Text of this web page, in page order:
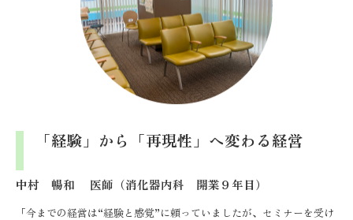
「経験」から「再現性」へ変わる経営
中村 暢和 医師（消化器内科 開業９年目）
「今までの経営は“経験と感覚”に頼っていましたが、セミナーを受け